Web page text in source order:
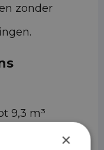
zonder
9,3 m³
×